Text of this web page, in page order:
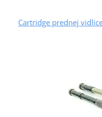
Cartridge prednej